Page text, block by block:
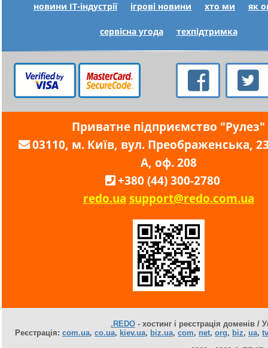
новини IT-індустрії ігрові новини хто ми як
сервісна угода техпідтримка
Приватне підприємство "Рулез"
03110, м. Київ, вул. Преображенська,
А, оф. 208
+380 (44) 300-2780
redo.ua support@redo.com.ua
.REDO - хостинг і реєстрація доменів /
Реєстрація: com.ua, co.ua, kiev.ua, biz.ua, com, net, org, biz, ua, tv